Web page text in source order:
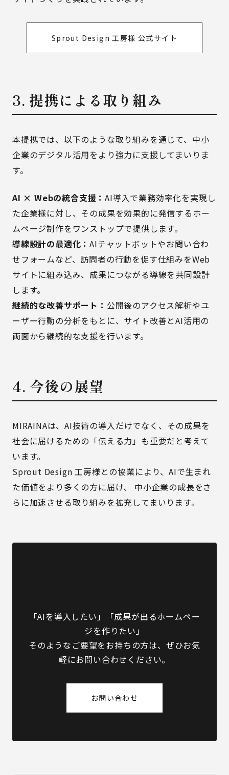
Sprout Design 工房様 公式サイト
3. 提携による取り組み
本提携では、以下のような取り組みを通じて、中小
企業のデジタル活用をより強力に支援してまいりま
す。
AI × Webの統合支援：AI導入で業務効率化を実現し
た企業様に対し、その成果を効果的に発信するホー
ムページ制作をワンストップで提供します。
導線設計の最適化：AIチャットボットやお問い合わ
せフォームなど、訪問者の行動を促す仕組みをWeb
サイトに組み込み、成果につながる導線を共同設計
します。
継続的な改善サポート： 公開後のアクセス解析やユ
ーザー行動の分析をもとに、サイト改善とAI活用の
両面から継続的な支援を行います。
4. 今後の展望
MIRAINAは、AI技術の導入だけでなく、その成果を
社会に届けるための「伝える力」も重要だと考えて
います。
Sprout Design 工房様との協業により、AIで生まれ
た価値をより多くの方に届け、 中小企業の成長をさ
らに加速させる取り組みを拡充してまいります。
「AIを導入したい」「成果が出るホームペー
ジを作りたい」
そのようなご要望をお持ちの方は、ぜひお気
軽にお問い合わせください。
お問い合わせ